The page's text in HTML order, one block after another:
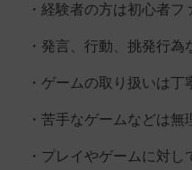
・経験者の方は初心者フ
・発言、行動、挑発行
・ゲームの取り扱いは
・苦手なゲームなどは
・プレイやゲームに対